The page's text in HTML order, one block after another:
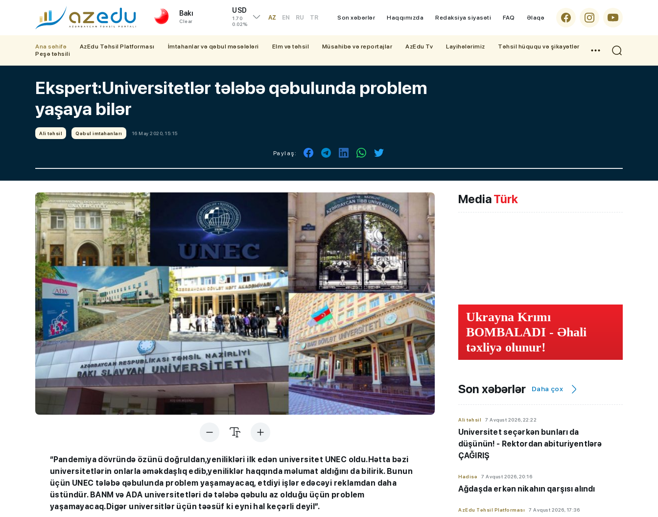
Bakı
Clear
USD
1.70
0.02%
AZ EN RU TR Son xəbərlər Haqqımızda Redaksiya siyasəti FAQ Əlaqə
Ana səhifə AzEdu Təhsil Platforması İmtahanlar və qəbul məsələləri Elm və təhsil Müsahibə və reportajlar AzEdu Tv Layihələrimiz
Təhsil hüququ və şikayətlər
Peşə təhsili
Ekspert:Universitetlər tələbə qəbulunda problem
yaşaya bilər
Ali təhsil Qəbul imtahanları 16 May 2020, 15:15
Paylaş:
“Pandemiya dövründə özünü doğruldan,yenilikləri ilk edən universitet UNEC oldu.Hətta bəzi
universitetlərin onlarla əməkdaşlıq edib,yeniliklər haqqında məlumat aldığını da bilirik. Bunun
üçün UNEC tələbə qəbulunda problem yaşamayacaq, etdiyi işlər edəcəyi reklamdan daha
üstündür. BANM və ADA universitetləri də tələbə qəbulu az olduğu üçün problem
yaşamayacaq.Digər universitlər üçün təəsüf ki eyni hal keçərli deyil”.
MediaTürk
Ukrayna Krımı
BOMBALADI - Əhali
təxliyə olunur!
Son xəbərlər Daha çox
Ali təhsil 7 Avqust 2026, 22:22
Universitet seçərkən bunları da
düşünün! - Rektordan abituriyentlərə
ÇAĞIRIŞ
Hadisə 7 Avqust 2026, 20:16
Ağdaşda erkən nikahın qarşısı alındı
AzEdu Təhsil Platforması 7 Avqust 2026, 17:36